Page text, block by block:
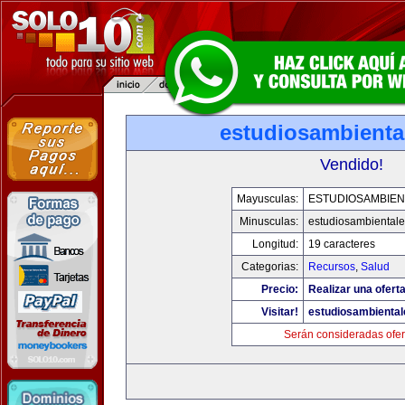
Vendido!
Mayusculas:
Minusculas:
Longitud:
19 caracteres
Categorias:
Recursos, Salud
Precio:
Realizar una
Visitar!
Serán consideradas